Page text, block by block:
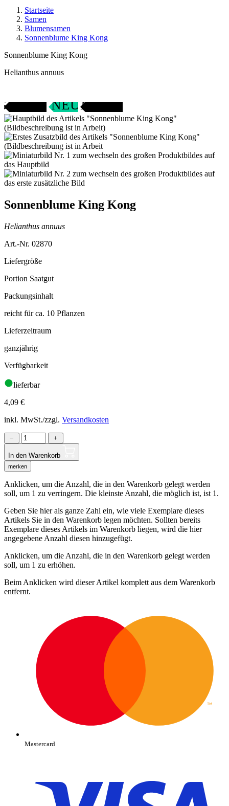
Startseite
Samen
Blumensamen
Sonnenblume King Kong
Sonnenblume King Kong
Helianthus annuus
NEU
SAMENFEST
Sonnenblume King Kong
Helianthus annuus
Art.-Nr. 02870
Liefergröße
Portion Saatgut
Packungsinhalt
reicht für ca. 10 Pflanzen
Lieferzeitraum
ganzjährig
Verfügbarkeit
lieferbar
4,09 €
inkl. MwSt./zzgl. Versandkosten
− +
In den Warenkorb
merken
Anklicken, um die Anzahl, die in den Warenkorb gelegt werden
soll, um 1 zu verringern. Die kleinste Anzahl, die möglich ist, ist 1.
Geben Sie hier als ganze Zahl ein, wie viele Exemplare dieses
Artikels Sie in den Warenkorb legen möchten. Sollten bereits
Exemplare dieses Artikels im Warenkorb liegen, wird die hier
angegebene Anzahl diesen hinzugefügt.
Anklicken, um die Anzahl, die in den Warenkorb gelegt werden
soll, um 1 zu erhöhen.
Beim Anklicken wird dieser Artikel komplett aus dem Warenkorb
entfernt.
Mastercard